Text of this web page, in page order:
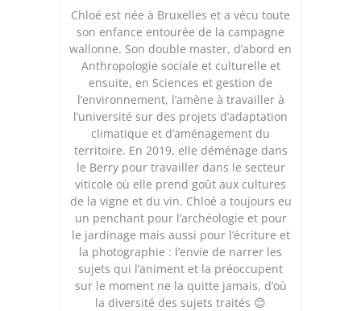
Chloé est née à Bruxelles et a vécu toute
son enfance entourée de la campagne
wallonne. Son double master, d’abord en
Anthropologie sociale et culturelle et
ensuite, en Sciences et gestion de
l’environnement, l’amène à travailler à
l’université sur des projets d’adaptation
climatique et d’aménagement du
territoire. En 2019, elle déménage dans
le Berry pour travailler dans le secteur
viticole où elle prend goût aux cultures
de la vigne et du vin. Chloé a toujours eu
un penchant pour l’archéologie et pour
le jardinage mais aussi pour l’écriture et
la photographie : l’envie de narrer les
sujets qui l’animent et la préoccupent
sur le moment ne la quitte jamais, d’où
la diversité des sujets traités 😊